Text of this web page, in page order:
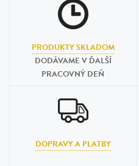
PRODUKTY SKLADOM
DODÁVAME V ĎALŠÍ
PRACOVNÝ DEŇ
DOPRAVY A PLATBY